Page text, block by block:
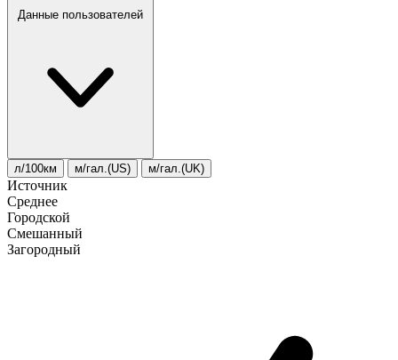
Данные пользователей
л/100км м/гал.(US) м/гал.(UK)
Источник
Среднее
Городской
Смешанный
Загородный